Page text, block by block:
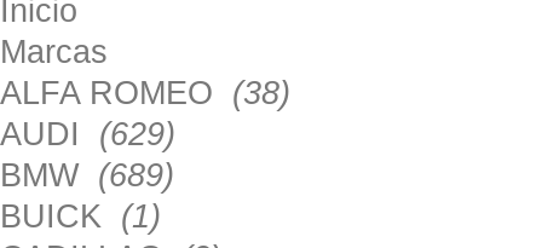
Inicio
Marcas
ALFA ROMEO (38)
AUDI (629)
BMW (689)
BUICK (1)